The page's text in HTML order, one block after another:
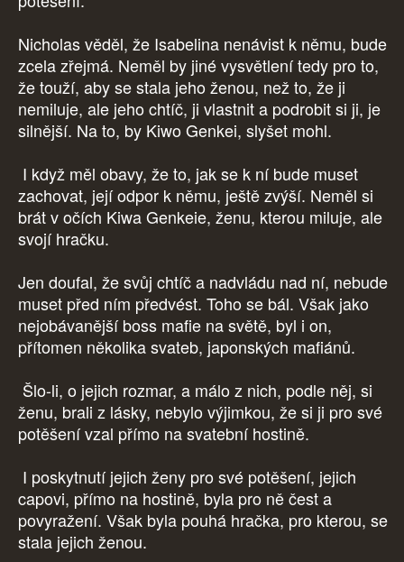
Nicholas věděl, že Isabelina nenávist k němu, bude
zcela zřejmá. Neměl by jiné vysvětlení tedy pro to,
že touží, aby se stala jeho ženou, než to, že ji
nemiluje, ale jeho chtíč, ji vlastnit a podrobit si ji, je
silnější. Na to, by Kiwo Genkei, slyšet mohl.
I když měl obavy, že to, jak se k ní bude muset
zachovat, její odpor k němu, ještě zvýší. Neměl si
brát v očích Kiwa Genkeie, ženu, kterou miluje, ale
svojí hračku.
Jen doufal, že svůj chtíč a nadvládu nad ní, nebude
muset před ním předvést. Toho se bál. Však jako
nejobávanější boss mafie na světě, byl i on,
přítomen několika svateb, japonských mafiánů.
Šlo-li, o jejich rozmar, a málo z nich, podle něj, si
ženu, brali z lásky, nebylo výjimkou, že si ji pro své
potěšení vzal přímo na svatební hostině.
I poskytnutí jejich ženy pro své potěšení, jejich
capovi, přímo na hostině, byla pro ně čest a
povyražení. Však byla pouhá hračka, pro kterou, se
stala jejich ženou.